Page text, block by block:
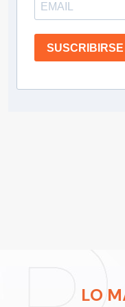
SUSCRIBIRSE
LO